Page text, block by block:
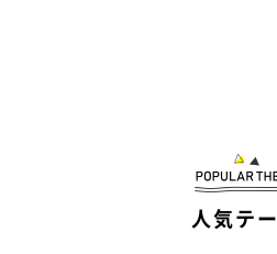
愛猫が安心して水を飲めるように、
み場を用意してあげましょう。
人気テ